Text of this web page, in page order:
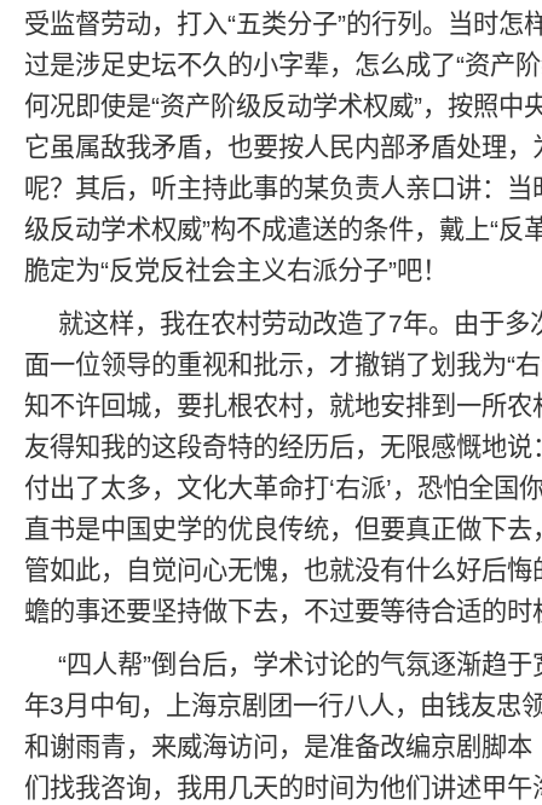
受监督劳动，打入“五类分子”的行列。当时怎
过是涉足史坛不久的小字辈，怎么成了“资产
何况即使是“资产阶级反动学术权威”，按照中
它虽属敌我矛盾，也要按人民内部矛盾处理
呢？其后，听主持此事的某负责人亲口讲：当
级反动学术权威”构不成遣送的条件，戴上“反
脆定为“反党反社会主义右派分子”吧！
就这样，我在农村劳动改造了7年。由于多
面一位领导的重视和批示，才撤销了划我为“
知不许回城，要扎根农村，就地安排到一所
友得知我的这段奇特的经历后，无限感慨地说
付出了太多，文化大革命打‘右派’，恐怕全国
直书是中国史学的优良传统，但要真正做下去
管如此，自觉问心无愧，也就没有什么好后
蟾的事还要坚持做下去，不过要等待合适的时
“四人帮”倒台后，学术讨论的气氛逐渐趋
年3月中旬，上海京剧团一行八人，由钱友忠
和谢雨青，来威海访问，是准备改编京剧脚
们找我咨询，我用几天的时间为他们讲述甲